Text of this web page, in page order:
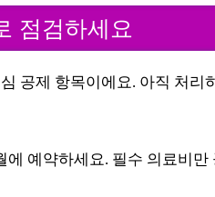
점검하세요
공제 항목이에요. 아직 처리
예약하세요. 필수 의료비